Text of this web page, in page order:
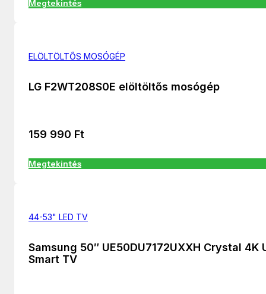
Megtekintés
ELÖLTÖLTŐS MOSÓGÉP
LG F2WT208S0E elöltöltős mosógép
159 990 Ft
Megtekintés
44-53" LED TV
Samsung 50″ UE50DU7172UXXH Crystal 4K
Smart TV